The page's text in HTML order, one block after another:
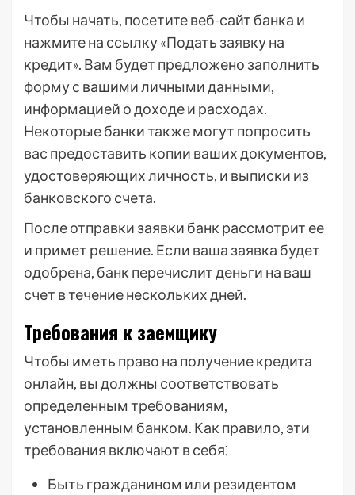
Чтобы начать, посетите веб-сайт банка и
нажмите на ссылку «Подать заявку на
кредит». Вам будет предложено заполнить
форму с вашими личными данными,
информацией о доходе и расходах.
Некоторые банки также могут попросить
вас предоставить копии ваших документов,
удостоверяющих личность, и выписки из
банковского счета.
После отправки заявки банк рассмотрит ее
и примет решение. Если ваша заявка будет
одобрена, банк перечислит деньги на ваш
счет в течение нескольких дней.
Требования к заемщику
Чтобы иметь право на получение кредита
онлайн, вы должны соответствовать
определенным требованиям,
установленным банком. Как правило, эти
требования включают в себя⁚
Быть гражданином или резидентом